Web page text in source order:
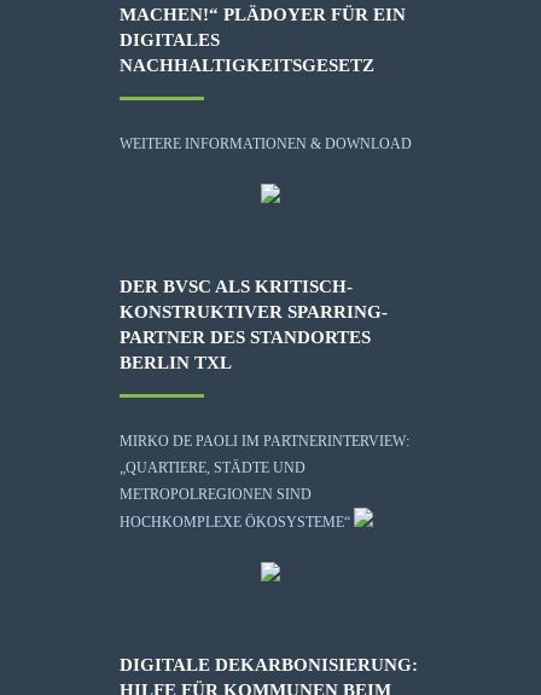
MACHEN!“ PLÄDOYER FÜR EIN
DIGITALES
NACHHALTIGKEITSGESETZ
WEITERE INFORMATIONEN & DOWNLOAD
DER BVSC ALS KRITISCH-
KONSTRUKTIVER SPARRING-
PARTNER DES STANDORTES
BERLIN TXL
MIRKO DE PAOLI IM PARTNERINTERVIEW:
„QUARTIERE, STÄDTE UND
METROPOLREGIONEN SIND
HOCHKOMPLEXE ÖKOSYSTEME“
DIGITALE DEKARBONISIERUNG:
HILFE FÜR KOMMUNEN BEIM